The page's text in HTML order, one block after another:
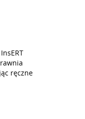
ręczne